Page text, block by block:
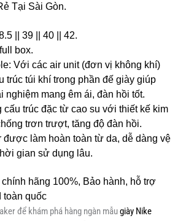
Tại Sài Gòn.
|| 39 || 40 || 42.
box.
Với các air unit (đơn vị không khí)
trúc túi khí trong phần đế giày giúp
nghiệm mang êm ái, đàn hồi tốt.
trúc đặc từ cao su với thiết kế kim
trơn trượt, tăng độ đàn hồi.
được làm hoàn toàn từ da, dễ dàng vệ
gian sử dụng lâu.
hãng 100%, Bảo hành, hỗ trợ
toàn quốc
để khám phá hàng ngàn mẫugiày Nike